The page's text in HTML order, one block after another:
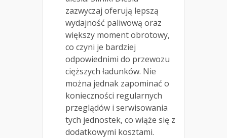
zazwyczaj oferują lepszą
wydajność paliwową oraz
większy moment obrotowy,
co czyni je bardziej
odpowiednimi do przewozu
cięższych ładunków. Nie
można jednak zapominać o
konieczności regularnych
przeglądów i serwisowania
tych jednostek, co wiąże się z
dodatkowymi kosztami.